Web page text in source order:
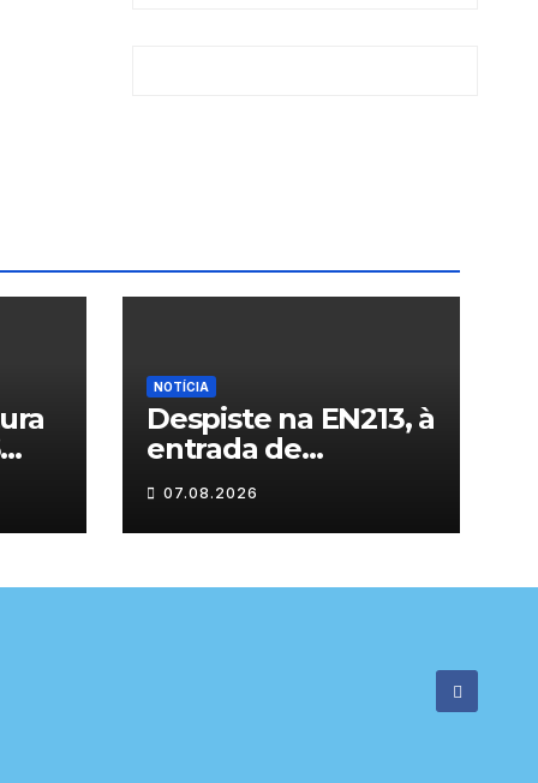
NOTÍCIA
Despiste na EN213, à
entrada de
Vilarandelo
07.08.2026